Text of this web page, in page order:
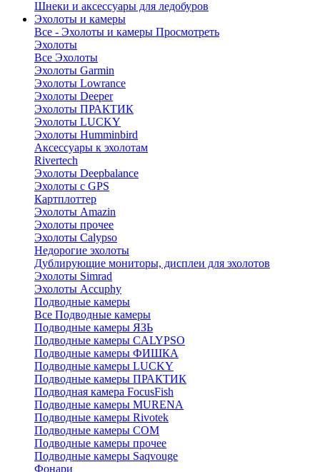
Шнеки и аксессуары для ледобуров
Эхолоты и камеры
Все - Эхолоты и камеры Просмотреть
Эхолоты
Все Эхолоты
Эхолоты Garmin
Эхолоты Lowrance
Эхолоты Deeper
Эхолоты ПРАКТИК
Эхолоты LUCKY
Эхолоты Humminbird
Аксессуары к эхолотам
Rivertech
Эхолоты Deepbalance
Эхолоты с GPS
Картплоттер
Эхолоты Amazin
Эхолоты прочее
Эхолоты Calypso
Недорогие эхолоты
Дублирующие мониторы, дисплеи для эхолотов
Эхолоты Simrad
Эхолоты Accuphy
Подводные камеры
Все Подводные камеры
Подводные камеры ЯЗЬ
Подводные камеры CALYPSO
Подводные камеры ФИШКА
Подводные камеры LUCKY
Подводные камеры ПРАКТИК
Подводная камера FocusFish
Подводные камеры MURENA
Подводные камеры Rivotek
Подводные камеры СОМ
Подводные камеры прочее
Подводные камеры Saqvouge
Фонари